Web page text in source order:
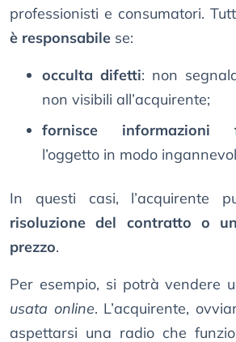
professionisti e consumatori.
è responsabile se:
occulta difetti: non
non visibili all’acquirente;
fornisce informazioni
l’oggetto in modo
In questi casi, l’acquirente
risoluzione del contratto o
prezzo.
Per esempio, si potrà vendere
usata online. L’acquirente,
aspettarsi una radio che